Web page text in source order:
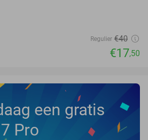
Regulier €40
€17,50
een gratis
Pro